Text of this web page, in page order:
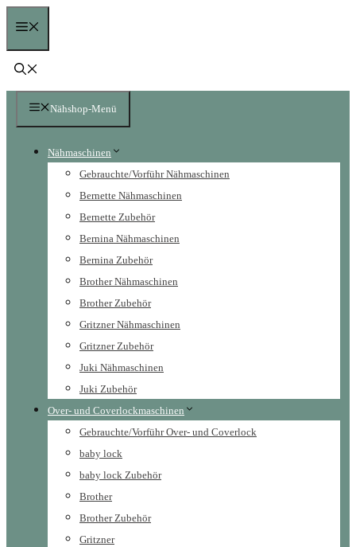
springen
Nähshop-Menü
Nähmaschinen
Gebrauchte/Vorführ Nähmaschinen
Bernette Nähmaschinen
Bernette Zubehör
Bernina Nähmaschinen
Bernina Zubehör
Brother Nähmaschinen
Brother Zubehör
Gritzner Nähmaschinen
Gritzner Zubehör
Juki Nähmaschinen
Juki Zubehör
Over- und Coverlockmaschinen
Gebrauchte/Vorführ Over- und Coverlock
baby lock
baby lock Zubehör
Brother
Brother Zubehör
Gritzner